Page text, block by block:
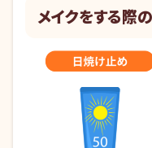
メイクをする際